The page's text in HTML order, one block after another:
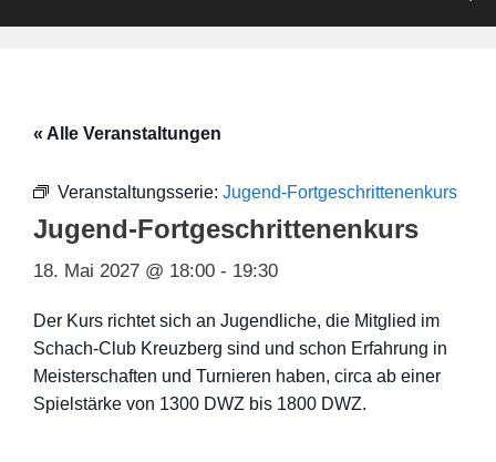
« Alle Veranstaltungen
Veranstaltungsserie: Jugend-Fortgeschrittenenkurs
Jugend-Fortgeschrittenenkurs
18. Mai 2027 @ 18:00 - 19:30
Der Kurs richtet sich an Jugendliche, die Mitglied im
Schach-Club Kreuzberg sind und schon Erfahrung in
Meisterschaften und Turnieren haben, circa ab einer
Spielstärke von 1300 DWZ bis 1800 DWZ.